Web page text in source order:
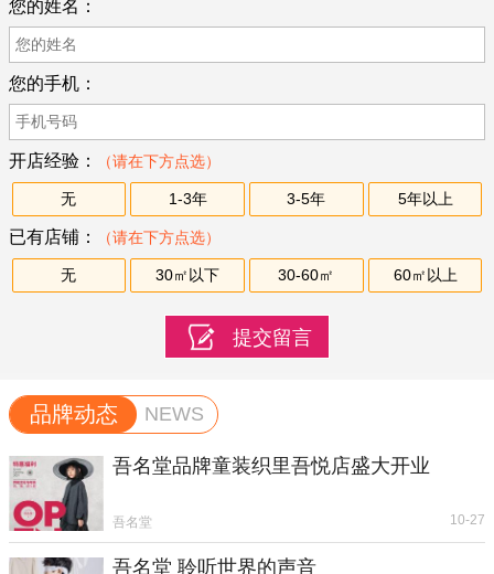
您的姓名：
您的手机：
开店经验： （请在下方点选）
无 1-3年 3-5年 5年以上
已有店铺： （请在下方点选）
无 30㎡以下 30-60㎡ 60㎡以上
品牌动态 NEWS
吾名堂品牌童装织里吾悦店盛大开业
吾名堂 10-27
吾名堂 聆听世界的声音